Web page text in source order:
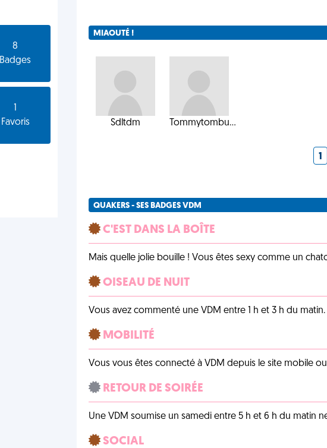
8
Badges
Favoris
MIAOUTÉ !
Sdltdm Tommytombu...
1
QUAKERS - SES BADGES VDM
C'EST DANS LA BOÎTE
Mais quelle jolie bouille ! Vous êtes sexy comme un
OISEAU DE NUIT
Vous avez commenté une VDM entre 1 h et 3 h du matin.
MOBILITÉ
Vous vous êtes connecté à VDM depuis le site mobile
RETOUR DE SOIRÉE
Une VDM soumise un samedi entre 5 h et 6 h du matin
SOCIAL